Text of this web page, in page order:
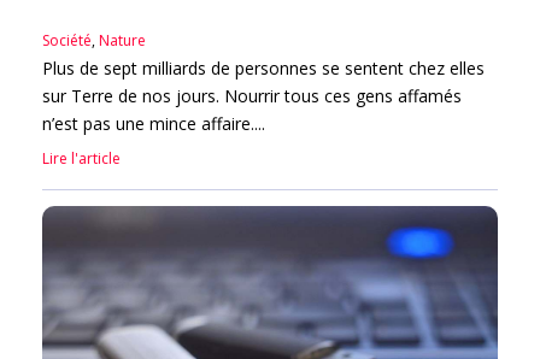
Société,Nature
Plus de sept milliards de personnes se sentent chez elles
sur Terre de nos jours. Nourrir tous ces gens affamés
n’est pas une mince affaire....
Lire l'article